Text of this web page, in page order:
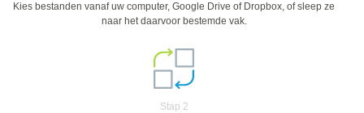
Kies bestanden vanaf uw computer, Google Drive of Dropbox, of sleep ze
naar het daarvoor bestemde vak.
Stap 2